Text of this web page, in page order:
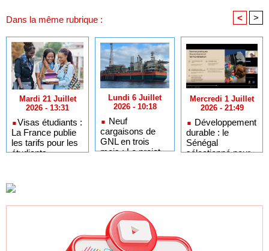
Dans la même rubrique : < >
Mardi 21 Juillet
2026 - 13:31
​Visas étudiants :
La France publie
les tarifs pour les
étudiants
africains
Lundi 6 Juillet
2026 - 10:18
Neuf
cargaisons de
GNL en trois
mois : Le projet
Mercredi 1 Juillet
2026 - 21:49
Développement
durable : le
Sénégal
sélectionné pour
ODD